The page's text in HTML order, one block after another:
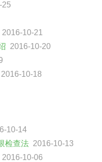
25
2016-10-21
2016-10-20
2016-10-18
10-14
检查法 2016-10-13
2016-10-06